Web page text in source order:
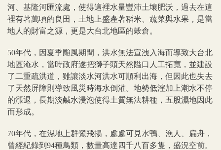
河、基隆河匯流處，使得這裡水量豐沛土壤肥沃，過去在這
裡有著萬頃的良田，土地上盛產著稻米、蔬菜與水果，是當
地人的財富之源，更是大台北地區的穀倉。
50年代，因夏季颱風期間，洪水無法宣洩入海而導致大台北
地區淹水，當時政府遂把獅子頭天然隘口人工拓寬，並建設
了二重疏洪道，雖讓淡水河洪水可順利出海，但因此也失去
了天然屏障則導致風災時海水倒灌。地勢低漥加上潮水不停
的漲退，長期淡鹹水浸泡使得土質無法耕種，五股濕地因此
而形成。
70年代，在濕地上群鷺飛揚，處處可見水鴨、漁人、扁舟，
曾經紀錄到94種鳥類，數量高達四千八百多隻，盛況空前。